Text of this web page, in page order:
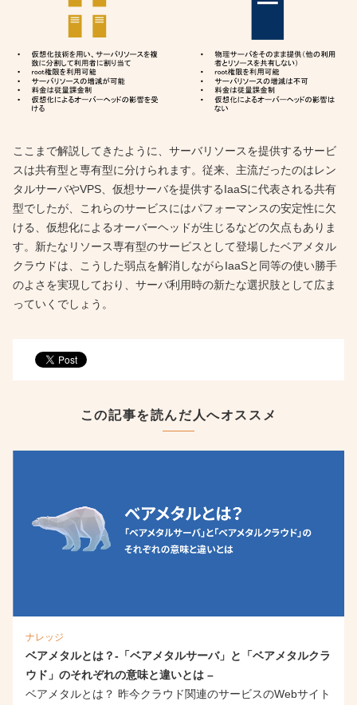
ここまで解説してきたように、サーバリソースを提供するサービ
スは共有型と専有型に分けられます。従来、主流だったのはレン
タルサーバやVPS、仮想サーバを提供するIaaSに代表される共有
型でしたが、これらのサービスにはパフォーマンスの安定性に欠
ける、仮想化によるオーバーヘッドが生じるなどの欠点もありま
す。新たなリソース専有型のサービスとして登場したベアメタル
クラウドは、こうした弱点を解消しながらIaaSと同等の使い勝手
のよさを実現しており、サーバ利用時の新たな選択肢として広ま
っていくでしょう。
この記事を読んだ人へオススメ
ナレッジ
ベアメタルとは？-「ベアメタルサーバ」と「ベアメタルクラ
ウド」のそれぞれの意味と違いとは –
ベアメタルとは？ 昨今クラウド関連のサービスのWebサイト